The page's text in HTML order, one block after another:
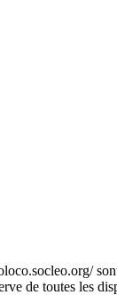
de toutes les